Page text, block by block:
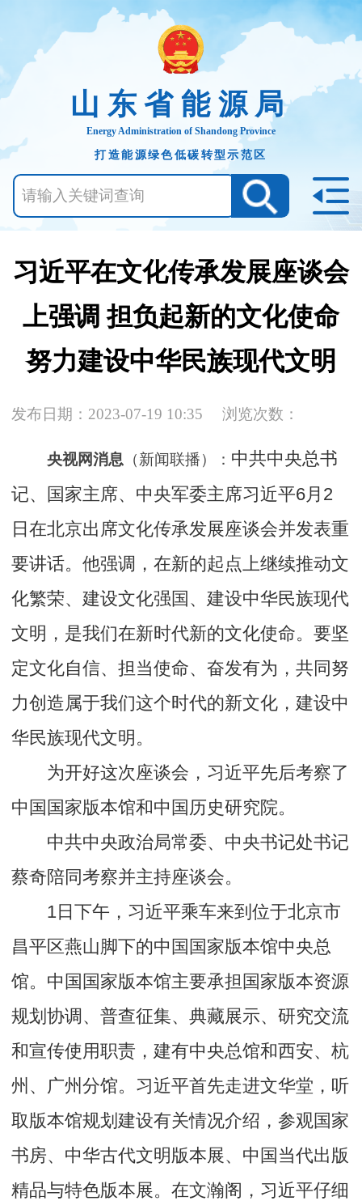
山东省能源局
Energy Administration of Shandong Province
打造能源绿色低碳转型示范区
习近平在文化传承发展座谈会
上强调 担负起新的文化使命
努力建设中华民族现代文明
发布日期：2023-07-19 10:35 浏览次数：
央视网消息 （新闻联播）： 中共中央总书
记、国家主席、中央军委主席习近平6月2
日在北京出席文化传承发展座谈会并发表重
要讲话。他强调，在新的起点上继续推动文
化繁荣、建设文化强国、建设中华民族现代
文明，是我们在新时代新的文化使命。要坚
定文化自信、担当使命、奋发有为，共同努
力创造属于我们这个时代的新文化，建设中
华民族现代文明。
为开好这次座谈会，习近平先后考察了
中国国家版本馆和中国历史研究院。
中共中央政治局常委、中央书记处书记
蔡奇陪同考察并主持座谈会。
1日下午，习近平乘车来到位于北京市
昌平区燕山脚下的中国国家版本馆中央总
馆。中国国家版本馆主要承担国家版本资源
规划协调、普查征集、典藏展示、研究交流
和宣传使用职责，建有中央总馆和西安、杭
州、广州分馆。习近平首先走进文华堂，听
取版本馆规划建设有关情况介绍，参观国家
书房、中华古代文明版本展、中国当代出版
精品与特色版本展。在文瀚阁，习近平仔细